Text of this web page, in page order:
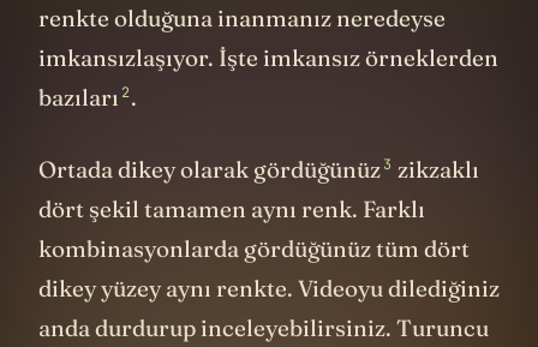
renkte olduğuna inanmanız neredeyse
imkansızlaşıyor. İşte imkansız örneklerden
bazıları 2.
Ortada dikey olarak gördüğünüz3 zikzaklı
dört şekil tamamen aynı renk. Farklı
kombinasyonlarda gördüğünüz tüm dört
dikey yüzey aynı renkte. Videoyu dilediğiniz
anda durdurup inceleyebilirsiniz. Turuncu